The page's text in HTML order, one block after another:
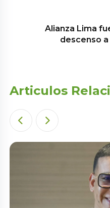
Alianza Lima
descenso a
Articulos